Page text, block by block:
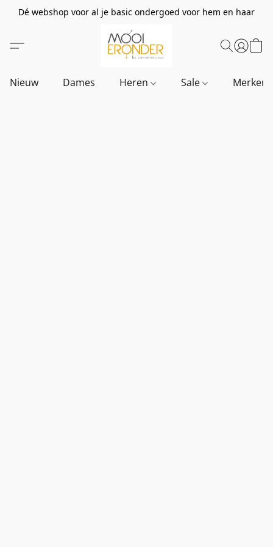
Dé webshop voor al je basic ondergoed voor hem en haar
Nieuw Dames Heren Sale Merken